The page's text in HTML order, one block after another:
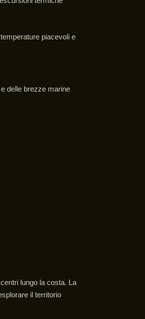
piacevoli e
delle brezze marine
lungo la costa. La
il territorio